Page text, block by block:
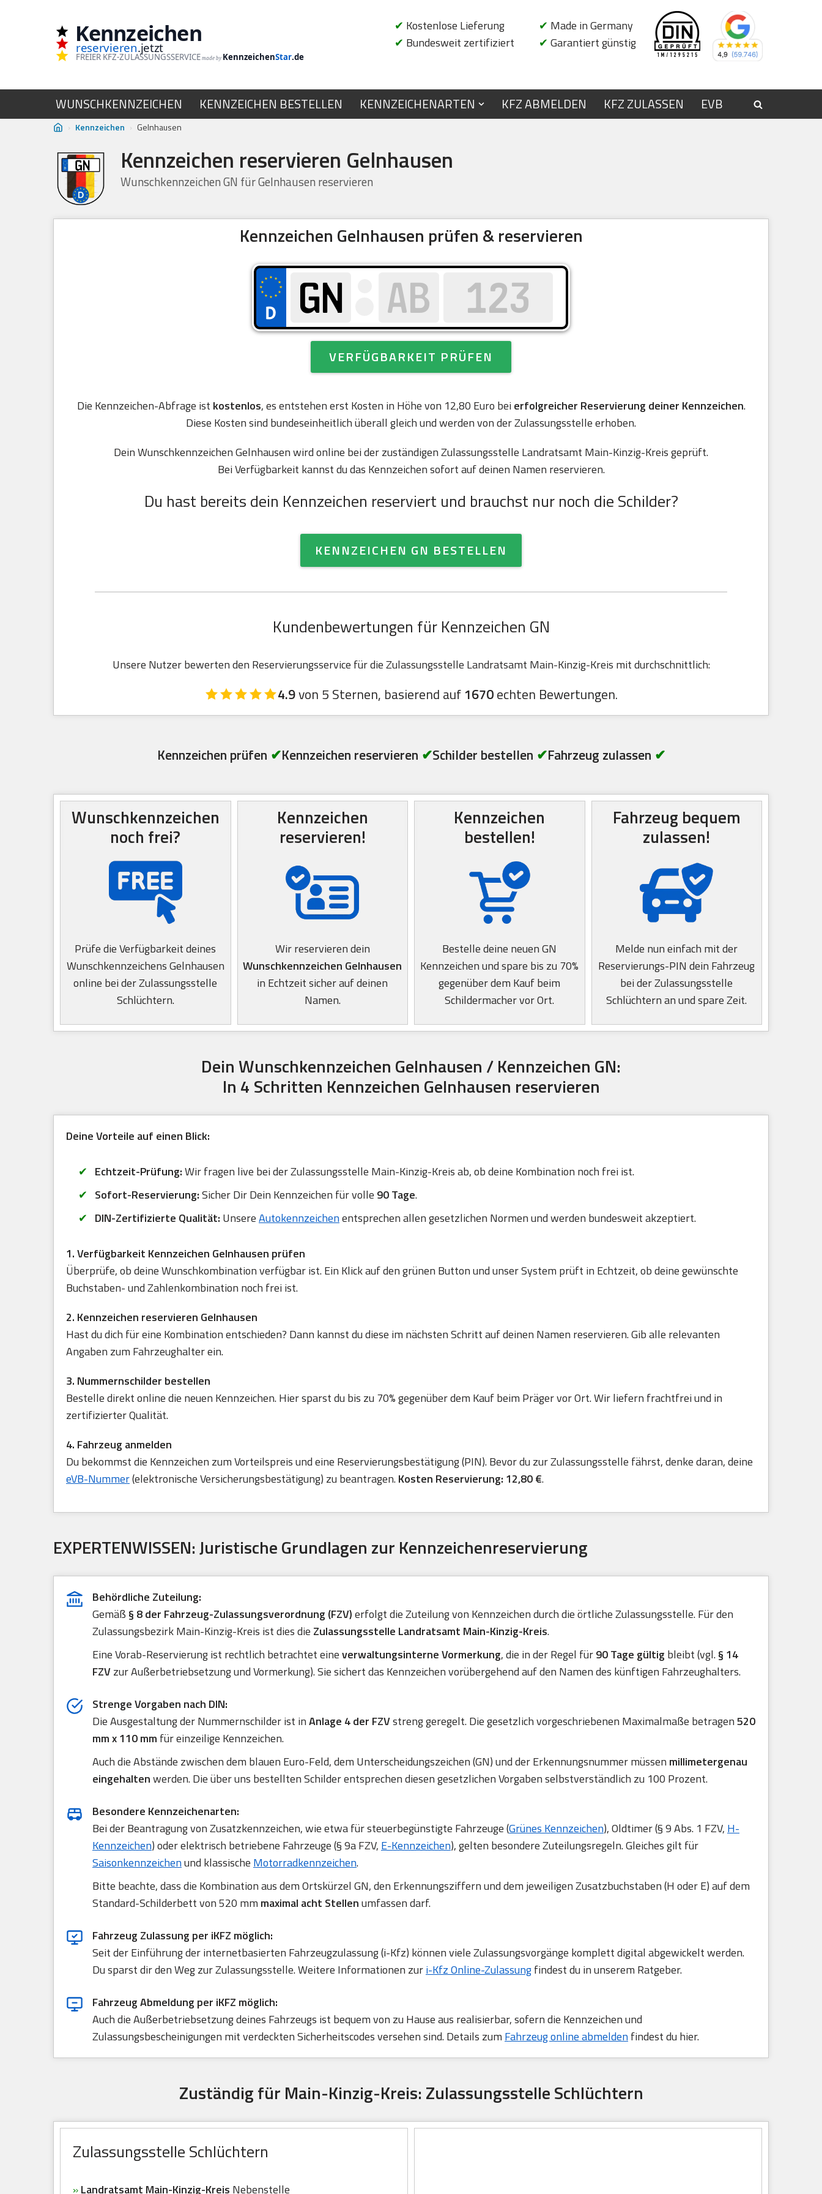
Kennzeichen
reservieren.jetzt
FREIER KFZ-ZULASSUNGSSERVICE made by KennzeichenStar.de
✔ Kostenlose Lieferung
✔ Bundesweit zertifiziert
✔ Made in Germany
✔ Garantiert günstig
WUNSCHKENNZEICHEN KENNZEICHEN BESTELLEN KENNZEICHENARTEN KFZ ABMELDEN KFZ ZULASSEN EVB
› Kennzeichen › Gelnhausen
Kennzeichen reservieren Gelnhausen
Wunschkennzeichen GN für Gelnhausen reservieren
Kennzeichen Gelnhausen prüfen & reservieren
VERFÜGBARKEIT PRÜFEN
Die Kennzeichen-Abfrage ist kostenlos, es entstehen erst Kosten in Höhe von 12,80 Euro beierfolgreicher Reservierung deiner Kennzeichen.
Diese Kosten sind bundeseinheitlich überall gleich und werden von der Zulassungsstelle erhoben.
Dein Wunschkennzeichen Gelnhausen wird online bei der zuständigen Zulassungsstelle Landratsamt Main-Kinzig-Kreis geprüft.
Bei Verfügbarkeit kannst du das Kennzeichen sofort auf deinen Namen reservieren.
Du hast bereits dein Kennzeichen reserviert und brauchst nur noch die Schilder?
KENNZEICHEN GN BESTELLEN
Kundenbewertungen für Kennzeichen GN
Unsere Nutzer bewerten den Reservierungsservice für die Zulassungsstelle Landratsamt Main-Kinzig-Kreis mit durchschnittlich:
4.9von 5 Sternen, basierend auf1670echten Bewertungen.
Kennzeichen prüfen ✔Kennzeichen reservieren ✔Schilder bestellen ✔Fahrzeug zulassen ✔
Wunschkennzeichen
noch frei?
Prüfe die Verfügbarkeit deines
Wunschkennzeichens Gelnhausen
online bei der Zulassungsstelle
Schlüchtern.
Kennzeichen
reservieren!
Wir reservieren dein
Wunschkennzeichen Gelnhausen
in Echtzeit sicher auf deinen
Namen.
Kennzeichen
bestellen!
Bestelle deine neuen GN
Kennzeichen und spare bis zu 70%
gegenüber dem Kauf beim
Schildermacher vor Ort.
Fahrzeug bequem
zulassen!
Melde nun einfach mit der
Reservierungs-PIN dein Fahrzeug
bei der Zulassungsstelle
Schlüchtern an und spare Zeit.
Dein Wunschkennzeichen Gelnhausen / Kennzeichen GN:
In 4 Schritten Kennzeichen Gelnhausen reservieren
Deine Vorteile auf einen Blick:
Echtzeit-Prüfung:Wir fragen live bei der Zulassungsstelle Main-Kinzig-Kreis ab, ob deine Kombination noch frei ist.
Sofort-Reservierung:Sicher Dir Dein Kennzeichen für volle 90 Tage.
DIN-Zertifizierte Qualität: UnsereAutokennzeichenentsprechen allen gesetzlichen Normen und werden bundesweit akzeptiert.
1. Verfügbarkeit Kennzeichen Gelnhausen prüfen
Überprüfe, ob deine Wunschkombination verfügbar ist. Ein Klick auf den grünen Button und unser System prüft in Echtzeit, ob deine gewünschte
Buchstaben- und Zahlenkombination noch frei ist.
2. Kennzeichen reservieren Gelnhausen
Hast du dich für eine Kombination entschieden? Dann kannst du diese im nächsten Schritt auf deinen Namen reservieren. Gib alle relevanten
Angaben zum Fahrzeughalter ein.
3. Nummernschilder bestellen
Bestelle direkt online die neuen Kennzeichen. Hier sparst du bis zu 70% gegenüber dem Kauf beim Präger vor Ort. Wir liefern frachtfrei und in
zertifizierter Qualität.
4. Fahrzeug anmelden
Du bekommst die Kennzeichen zum Vorteilspreis und eine Reservierungsbestätigung (PIN). Bevor du zur Zulassungsstelle fährst, denke daran, deine
eVB-Nummer(elektronische Versicherungsbestätigung) zu beantragen.Kosten Reservierung: 12,80 €.
EXPERTENWISSEN: Juristische Grundlagen zur Kennzeichenreservierung
Behördliche Zuteilung:
Gemäß § 8 der Fahrzeug-Zulassungsverordnung (FZV)erfolgt die Zuteilung von Kennzeichen durch die örtliche Zulassungsstelle. Für den
Zulassungsbezirk Main-Kinzig-Kreis ist dies die Zulassungsstelle Landratsamt Main-Kinzig-Kreis.
Eine Vorab-Reservierung ist rechtlich betrachtet eineverwaltungsinterne Vormerkung, die in der Regel für90 Tage gültig bleibt (vgl.§ 14
FZVzur Außerbetriebsetzung und Vormerkung). Sie sichert das Kennzeichen vorübergehend auf den Namen des künftigen Fahrzeughalters.
Strenge Vorgaben nach DIN:
Die Ausgestaltung der Nummernschilder ist inAnlage 4 der FZVstreng geregelt. Die gesetzlich vorgeschriebenen Maximalmaße betragen520
mm x 110 mm für einzeilige Kennzeichen.
Auch die Abstände zwischen dem blauen Euro-Feld, dem Unterscheidungszeichen (GN) und der Erkennungsnummer müssen millimetergenau
eingehaltenwerden. Die über uns bestellten Schilder entsprechen diesen gesetzlichen Vorgaben selbstverständlich zu 100 Prozent.
Besondere Kennzeichenarten:
Bei der Beantragung von Zusatzkennzeichen, wie etwa für steuerbegünstigte Fahrzeuge (Grünes Kennzeichen), Oldtimer (§ 9 Abs. 1 FZV, H-
Kennzeichen) oder elektrisch betriebene Fahrzeuge (§ 9a FZV, E-Kennzeichen), gelten besondere Zuteilungsregeln. Gleiches gilt für
Saisonkennzeichenund klassische Motorradkennzeichen.
Bitte beachte, dass die Kombination aus dem Ortskürzel GN, den Erkennungsziffern und dem jeweiligen Zusatzbuchstaben (H oder E) auf dem
Standard-Schilderbett von 520 mm maximal acht Stellenumfassen darf.
Fahrzeug Zulassung per iKFZ möglich:
Seit der Einführung der internetbasierten Fahrzeugzulassung (i-Kfz) können viele Zulassungsvorgänge komplett digital abgewickelt werden.
Du sparst dir den Weg zur Zulassungsstelle. Weitere Informationen zuri-Kfz Online-Zulassungfindest du in unserem Ratgeber.
Fahrzeug Abmeldung per iKFZ möglich:
Auch die Außerbetriebsetzung deines Fahrzeugs ist bequem von zu Hause aus realisierbar, sofern die Kennzeichen und
Zulassungsbescheinigungen mit verdeckten Sicherheitscodes versehen sind. Details zum Fahrzeug online abmeldenfindest du hier.
Zuständig für Main-Kinzig-Kreis: Zulassungsstelle Schlüchtern
Zulassungsstelle Schlüchtern
»Landratsamt Main-Kinzig-Kreis Nebenstelle